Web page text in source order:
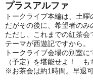
プラスアルファ
トークライブ本編は、土
だがその後に、希望者のみ
ただし、これまでの紅茶
テーマが西遊記ですから。
トークライブ会場の別室
（予定）を堪能せよ！ も
※お茶会は約1時間。早退